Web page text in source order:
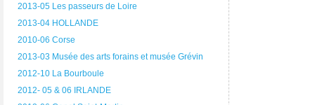
2013-05 Les passeurs de Loire
2013-04 HOLLANDE
2010-06 Corse
2013-03 Musée des arts forains et musée Grévin
2012-10 La Bourboule
2012- 05 & 06 IRLANDE